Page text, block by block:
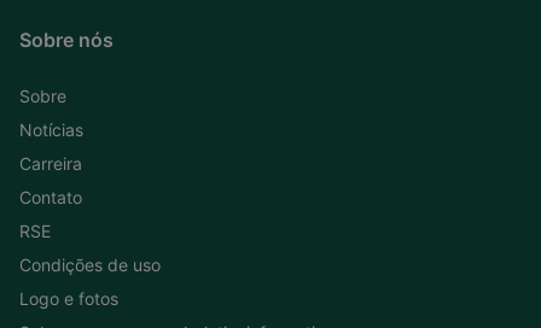
Sobre nós
Sobre
Notícias
Carreira
Contato
RSE
Condições de uso
Logo e fotos